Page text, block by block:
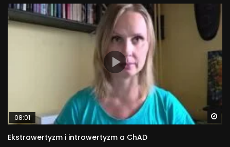
08:01
Ekstrawertyzm i introwertyzm a ChAD